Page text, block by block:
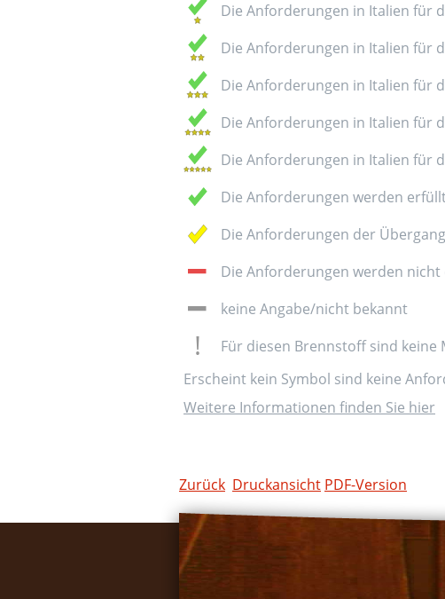
Die Anforderungen in Italien für
Die Anforderungen in Italien für
Die Anforderungen in Italien für
Die Anforderungen in Italien für
Die Anforderungen in Italien für
Die Anforderungen werden
Die Anforderungen der
Die Anforderungen werden
keine Angabe/nicht bekannt
Für diesen Brennstoff sind
Erscheint kein Symbol sind keine
Weitere Informationen finden Sie hier
Zurück Druckansicht PDF-Version